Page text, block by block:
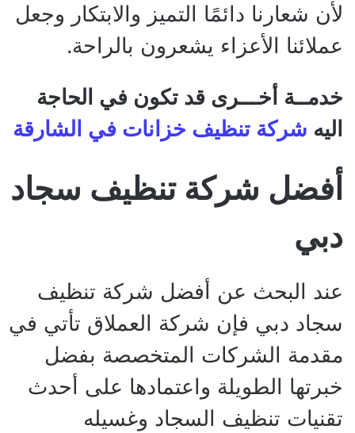
لأن شعارنا دائمًا التميز والابتكار وجعل
عملائنا الأعزاء يشعرون بالراحة.
خدمــة أخـــرى قد تكون في الحاجة
اليه شركة تنظيف خزانات في الشارقة
أفضل شركة تنظيف سجاد
دبي
عند البحث عن أفضل شركة تنظيف
سجاد دبي فإن شركة العملاق تأتي في
مقدمة الشركات المتخصصة بفضل
خبرتها الطويلة واعتمادها على أحدث
تقنيات تنظيف السجاد وغسيله